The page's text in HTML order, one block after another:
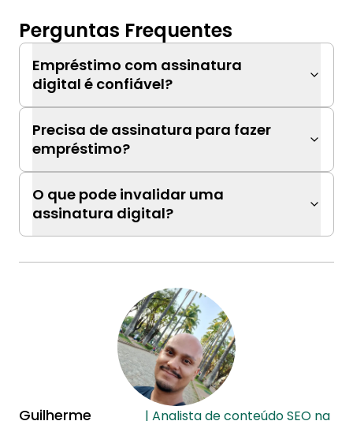
Perguntas Frequentes
Empréstimo com assinatura
digital é confiável?
Precisa de assinatura para fazer
empréstimo?
O que pode invalidar uma
assinatura digital?
Guilherme | Analista de conteúdo SEO na